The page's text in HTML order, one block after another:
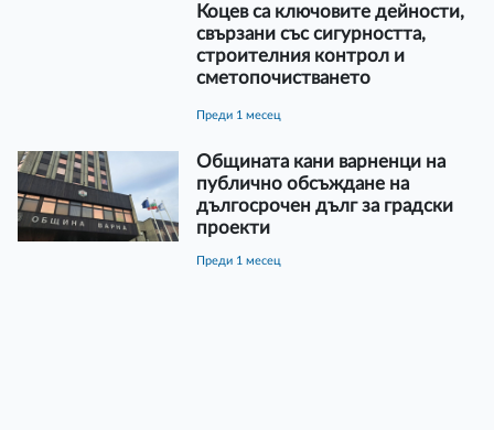
Коцев са ключовите дейности,
свързани със сигурността,
строителния контрол и
сметопочистването
преди 1 месец
Общината кани варненци на
публично обсъждане на
дългосрочен дълг за градски
проекти
преди 1 месец